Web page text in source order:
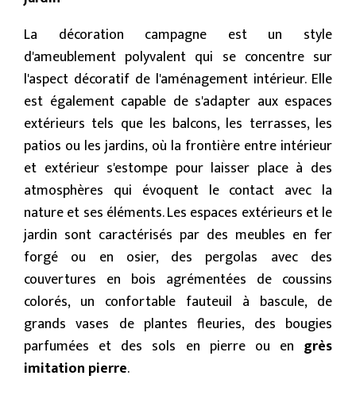
La décoration campagne est un style
d'ameublement polyvalent qui se concentre sur
l'aspect décoratif de l'aménagement intérieur. Elle
est également capable de s'adapter aux espaces
extérieurs tels que les balcons, les terrasses, les
patios ou les jardins, où la frontière entre intérieur
et extérieur s'estompe pour laisser place à des
atmosphères qui évoquent le contact avec la
nature et ses éléments. Les espaces extérieurs et le
jardin sont caractérisés par des meubles en fer
forgé ou en osier, des pergolas avec des
couvertures en bois agrémentées de coussins
colorés, un confortable fauteuil à bascule, de
grands vases de plantes fleuries, des bougies
parfumées et des sols en pierre ou en grès
imitation pierre.